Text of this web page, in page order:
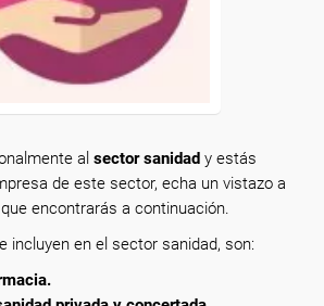
al sector sanidad y estás
de este sector, echa un vistazo a
que encontrarás a continuación.
incluyen en el sector sanidad, son: